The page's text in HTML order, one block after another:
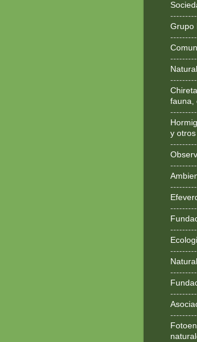
Grupo
fauna,
y